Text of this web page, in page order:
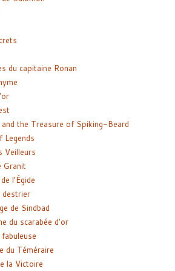
du capitaine Ronan
and the Treasure of Spiking-Beard
Legends
Veilleurs
Granit
l’Égide
destrier
de Sindbad
du scarabée d’or
du Téméraire
la Victoire